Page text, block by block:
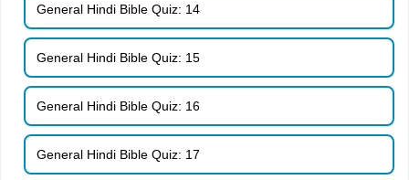
General Hindi Bible Quiz: 14
General Hindi Bible Quiz: 15
General Hindi Bible Quiz: 16
General Hindi Bible Quiz: 17